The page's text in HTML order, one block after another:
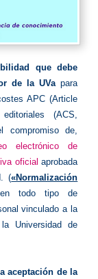
que debe
de la UVapara
APC (Article
(ACS,
compromiso de,
electrónico de
oficial aprobada
(«Normalización
todo tipo de
vinculado a la
Universidad de
aceptación de la